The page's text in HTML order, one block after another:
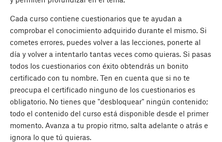
Cada curso contiene cuestionarios que te ayudan a
comprobar el conocimiento adquirido durante el mismo. Si
cometes errores, puedes volver a las lecciones, ponerte al
día y volver a intentarlo tantas veces como quieras. Si pasas
todos los cuestionarios con éxito obtendrás un bonito
certificado con tu nombre. Ten en cuenta que si no te
preocupa el certificado ninguno de los cuestionarios es
obligatorio. No tienes que "desbloquear" ningún contenido;
todo el contenido del curso está disponible desde el primer
momento. Avanza a tu propio ritmo, salta adelante o atrás e
ignora lo que tú quieras.